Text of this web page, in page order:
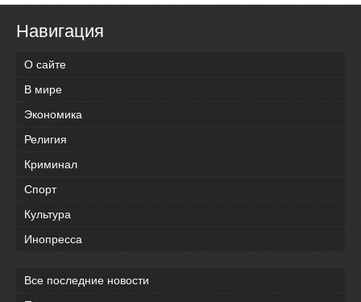
Навигация
О сайте
В мире
Экономика
Религия
Криминал
Спорт
Культура
Инопресса
Все последние новости